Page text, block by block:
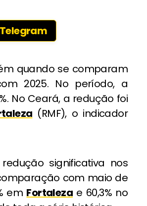
quando se comparam
2025. No período, a
No Ceará, a redução foi
(RMF), o indicador
significativa nos
com maio de
em Fortaleza e 60,3% no